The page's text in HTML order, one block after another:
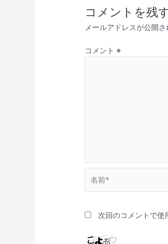
コメントを残
メールアドレスが公開さ
コメント ※
前
次回のコメントで使